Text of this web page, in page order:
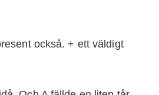
också. + ett väldigt